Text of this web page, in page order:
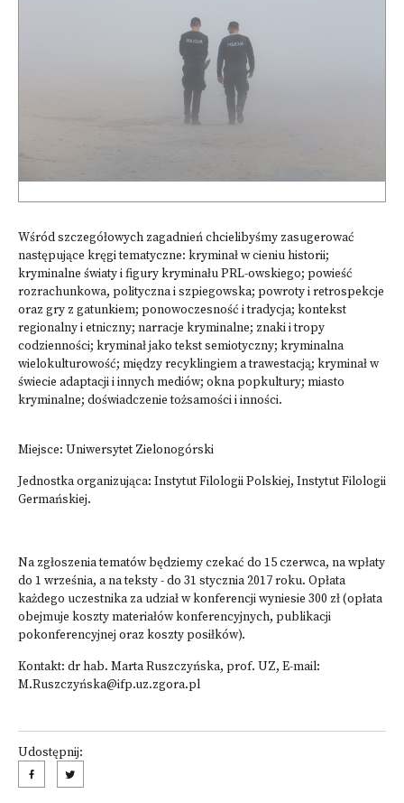
Wśród szczegółowych zagadnień chcielibyśmy zasugerować
następujące kręgi tematyczne: kryminał w cieniu historii;
kryminalne światy i figury kryminału PRL-owskiego; powieść
rozrachunkowa, polityczna i szpiegowska; powroty i retrospekcje
oraz gry z gatunkiem; ponowoczesność i tradycja; kontekst
regionalny i etniczny; narracje kryminalne; znaki i tropy
codzienności; kryminał jako tekst semiotyczny; kryminalna
wielokulturowość; między recyklingiem a trawestacją; kryminał w
świecie adaptacji i innych mediów; okna popkultury; miasto
kryminalne; doświadczenie tożsamości i inności.
Miejsce: Uniwersytet Zielonogórski
Jednostka organizująca: Instytut Filologii Polskiej, Instytut Filologii
Germańskiej.
Na zgłoszenia tematów będziemy czekać do 15 czerwca, na wpłaty
do 1 września, a na teksty - do 31 stycznia 2017 roku. Opłata
każdego uczestnika za udział w konferencji wyniesie 300 zł (opłata
obejmuje koszty materiałów konferencyjnych, publikacji
pokonferencyjnej oraz koszty posiłków).
Kontakt: dr hab. Marta Ruszczyńska, prof. UZ, E-mail:
M.Ruszczyńska@ifp.uz.zgora.pl
Udostępnij: